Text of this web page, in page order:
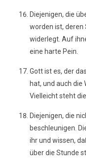
Diejenigen, die
worden ist, deren
widerlegt. Auf
eine harte Pein.
Gott ist es, der
hat, und auch die
Vielleicht steht
Diejenigen, die
beschleunigen.
ihr und wissen,
über die Stunde